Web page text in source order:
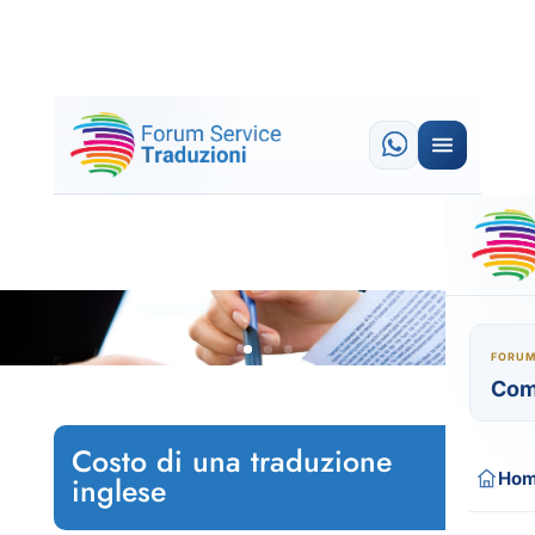
Costo di una traduzione
inglese